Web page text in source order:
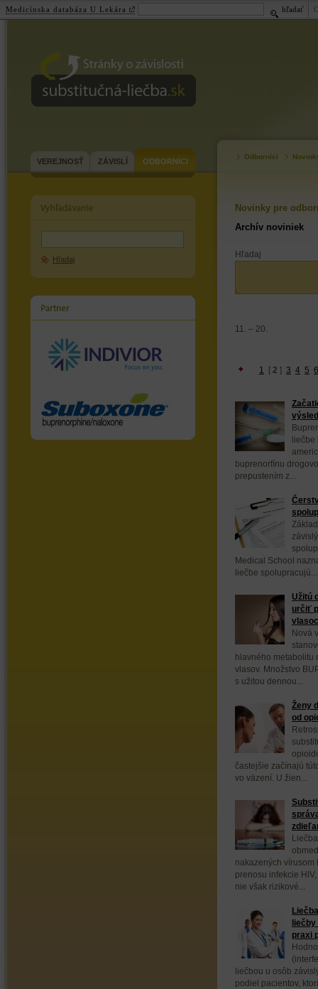
substitučná-liečba.sk
VEREJNOSŤ ZÁVISLÍ ODBORNÍCI
Hľadaj
Odborníci
Novinky pre
Archív noviniek
Hľadaj
11. – 20.
1 [ 2 ] 3 4 5 6
liečbe
buprenorfínu
prepustením z...
Medical School
liečbe spolupracujú...
Užitú
určiť
Nová
hlavného metabolitu
vlasov. Množstvo
s užitou dennou...
Ženy
od
častejšie začínajú
vo väzení. U žien...
nakazených
prenosu infekcie
nie však rizikové...
liečby
praxi
liečbou u osôb
podiel pacientov,
Medicínska databáza U Lekára hľadať